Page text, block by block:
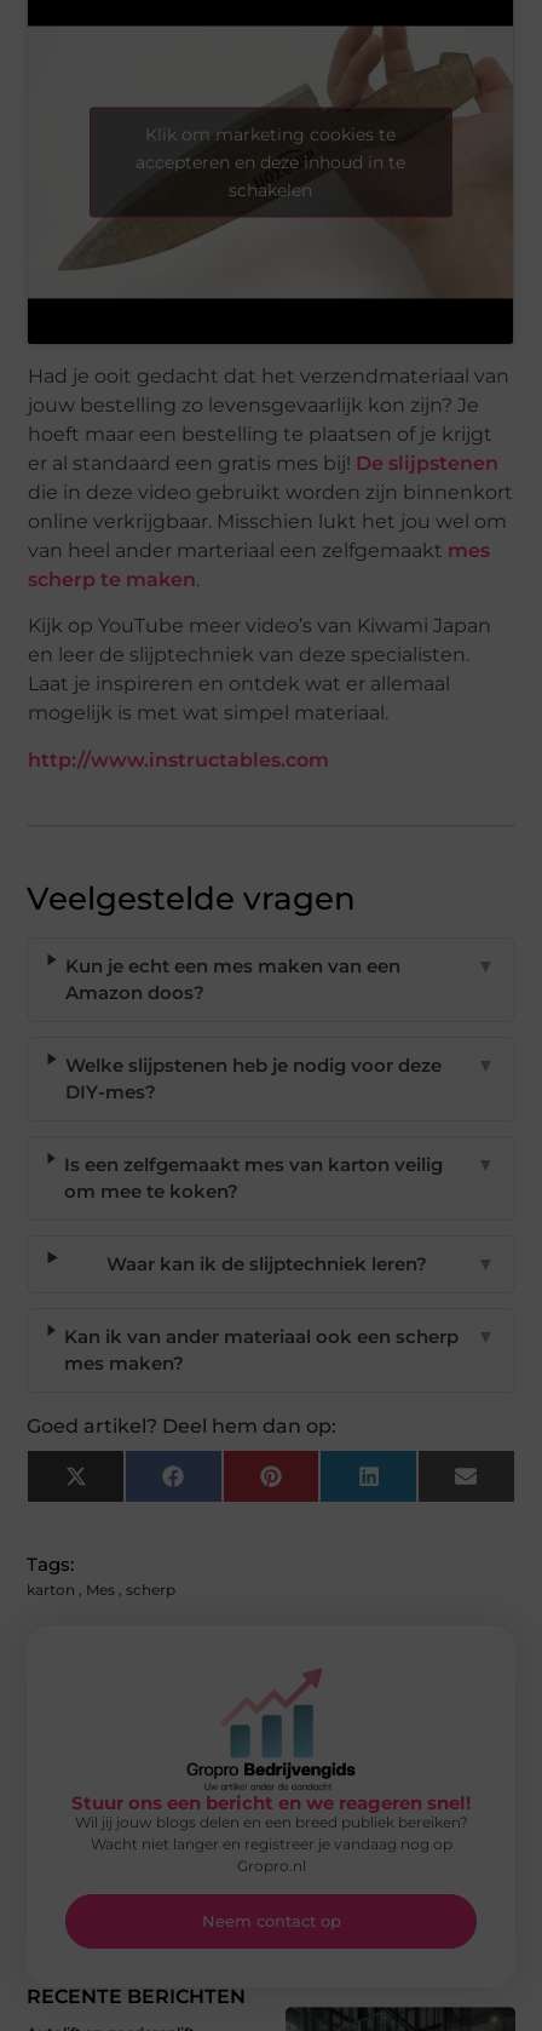
Klik om marketing cookies te
accepteren en deze inhoud in te
schakelen
Had je ooit gedacht dat het verzendmateriaal van
jouw bestelling zo levensgevaarlijk kon zijn? Je
hoeft maar een bestelling te plaatsen of je krijgt
er al standaard een gratis mes bij! De slijpstenen
die in deze video gebruikt worden zijn binnenkort
online verkrijgbaar. Misschien lukt het jou wel om
van heel ander marteriaal een zelfgemaakt mes
scherp te maken.
Kijk op YouTube meer video’s van Kiwami Japan
en leer de slijptechniek van deze specialisten.
Laat je inspireren en ontdek wat er allemaal
mogelijk is met wat simpel materiaal.
http://www.instructables.com
Veelgestelde vragen
Kun je echt een mes maken van een
Amazon doos?
▼
Welke slijpstenen heb je nodig voor deze
DIY-mes?
▼
Is een zelfgemaakt mes van karton veilig
om mee te koken?
▼
Waar kan ik de slijptechniek leren? ▼
Kan ik van ander materiaal ook een scherp
mes maken?
▼
Goed artikel? Deel hem dan op:
X
(Twitter)
FacebookPinterest LinkedIn Email
Tags:
karton , Mes ,scherp
RECENTE BERICHTEN
Stuur ons een bericht en we reageren snel!
Wil jij jouw blogs delen en een breed publiek bereiken?
Wacht niet langer en registreer je vandaag nog op
Gropro.nl
Neem contact op